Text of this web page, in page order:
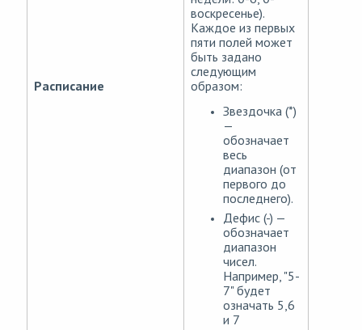
Расписание
воскресенье).
Каждое из первых
пяти полей может
быть задано
следующим
образом:
Звездочка (*)
—
обозначает
весь
диапазон (от
первого до
последнего).
Дефис (-) —
обозначает
диапазон
чисел.
Например, "5-
7" будет
означать 5,6
и 7